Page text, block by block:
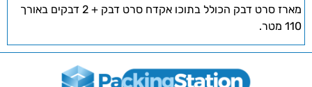
מארז סרט דבק הכולל בתוכו אקדח סרט דבק + 2 דבקים באורך
110 מטר.